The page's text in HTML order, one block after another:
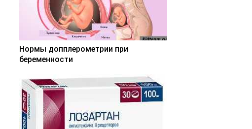
Нормы допплерометрии при
беременности